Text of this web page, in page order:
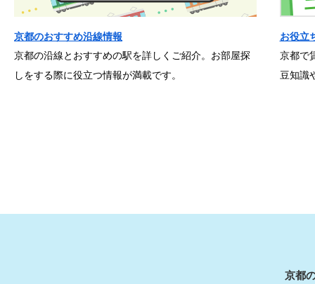
京都のおすすめ沿線情報
京都の沿線とおすすめの駅を詳しくご紹介。お部屋探
しをする際に役立つ情報が満載です。
お役立
京都で
豆知識
京都